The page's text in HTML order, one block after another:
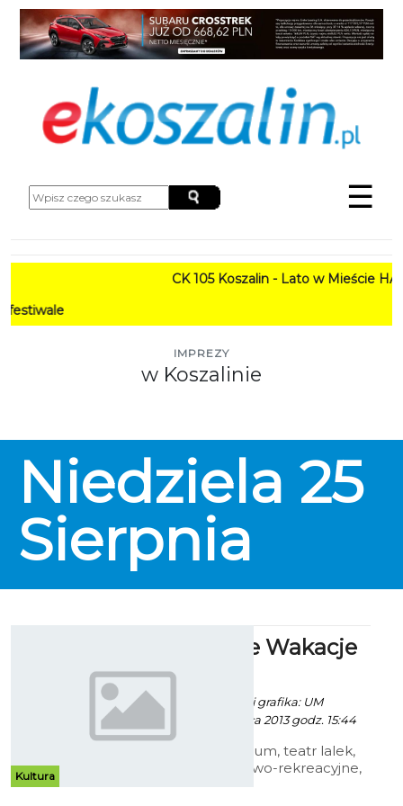
☰
CK 105 Koszalin - Lato w Mieście
IMPREZY
w Koszalinie
Niedziela 25
Sierpnia
Kultura
Bezpieczne Wakacje
2013
Paweł Kaczor / info. i grafika: UM
Koszalin - 26 Czerwca 2013 godz. 15:44
Wejścia do muzeum, teatr lalek,
rozgrywki sportowo-rekreacyjne,